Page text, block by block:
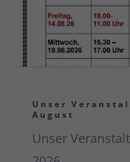
Unser
August
Unser